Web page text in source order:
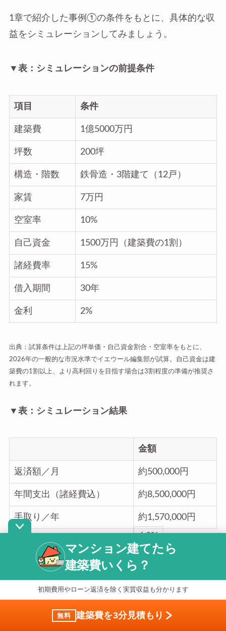
1章で紹介した事例①の条件をもとに、具体的な収
益をシミュレーションしてみましょう。
▼表：シミュレーションの前提条件
項目 条件
建築費 1億5000万円
坪数 200坪
構造・階数 鉄骨造・3階建て（12戸）
家賃 7万円
空室率 10%
自己資金 1500万円（建築費の1割）
諸経費率 15%
借入期間 30年
金利 2%
出典：試算条件は上記の坪単価・自己資金割合・空室率をもとに、
2026年の一般的な市況水準でイエウール編集部が試算。自己資金は建
築費の1割以上、より高利回りを目指す場合は3割程度の準備が推奨さ
れます。
▼表：シミュレーション結果
金額
返済額／月 約500,000円
年間支出（諸経費込） 約8,500,000円
手取り／年 約1,570,000円
6.8%
実質利回り
※上記は2026年時点の市況を反映したシミュレーションです。実際の
建築費・利回りは前面道路の幅員・地盤改良工事の有無・解体工事の
有無・建材グレード・借入条件などにより大きく変動します。
マンション建てたら
建築費いくら？
初期費用やローン返済を除く実質収益も分かります
無料 建築費を3分見積もり